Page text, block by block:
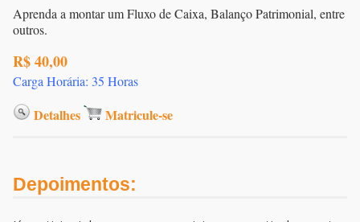
Aprenda a montar um Fluxo de Caixa, Balanço Patrimonial, entre
outros.
R$ 40,00
Carga Horária: 35 Horas
Detalhes Matricule-se
Depoimentos: